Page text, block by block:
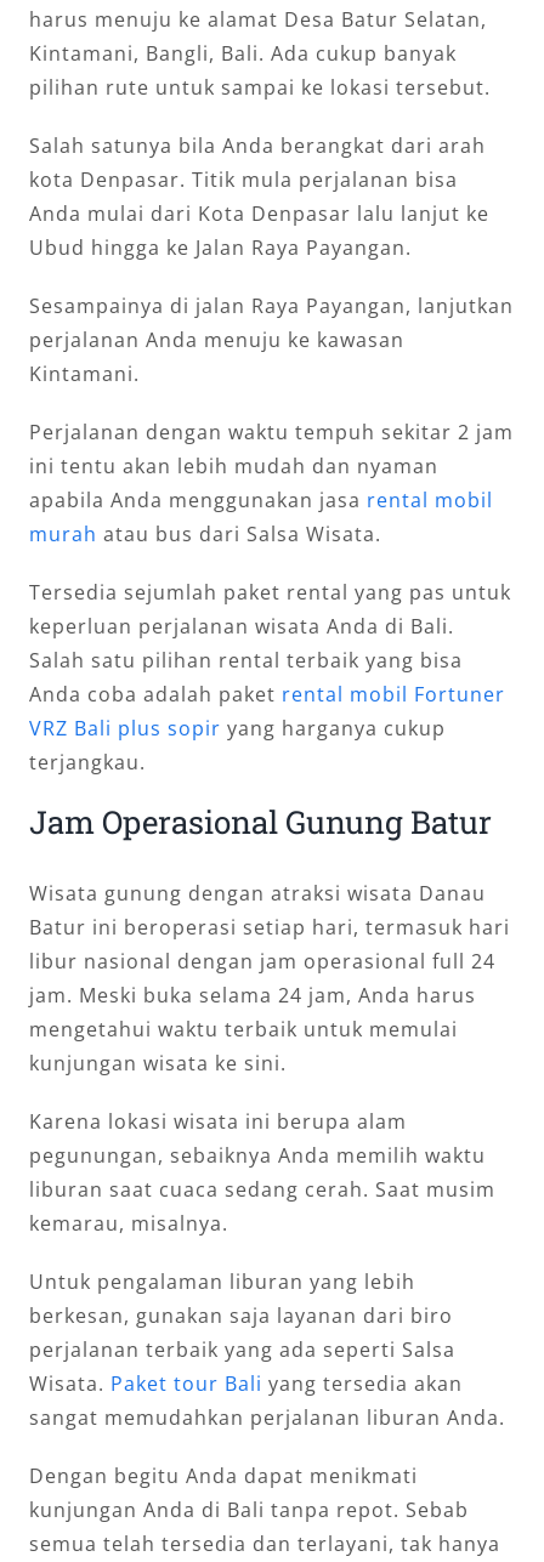
harus menuju ke alamat Desa Batur Selatan,
Kintamani, Bangli, Bali. Ada cukup banyak
pilihan rute untuk sampai ke lokasi tersebut.
Salah satunya bila Anda berangkat dari arah
kota Denpasar. Titik mula perjalanan bisa
Anda mulai dari Kota Denpasar lalu lanjut ke
Ubud hingga ke Jalan Raya Payangan.
Sesampainya di jalan Raya Payangan, lanjutkan
perjalanan Anda menuju ke kawasan
Kintamani.
Perjalanan dengan waktu tempuh sekitar 2 jam
ini tentu akan lebih mudah dan nyaman
apabila Anda menggunakan jasa rental mobil
murah atau bus dari Salsa Wisata.
Tersedia sejumlah paket rental yang pas untuk
keperluan perjalanan wisata Anda di Bali.
Salah satu pilihan rental terbaik yang bisa
Anda coba adalah paket rental mobil Fortuner
VRZ Bali plus sopir yang harganya cukup
terjangkau.
Jam Operasional Gunung Batur
Wisata gunung dengan atraksi wisata Danau
Batur ini beroperasi setiap hari, termasuk hari
libur nasional dengan jam operasional full 24
jam. Meski buka selama 24 jam, Anda harus
mengetahui waktu terbaik untuk memulai
kunjungan wisata ke sini.
Karena lokasi wisata ini berupa alam
pegunungan, sebaiknya Anda memilih waktu
liburan saat cuaca sedang cerah. Saat musim
kemarau, misalnya.
Untuk pengalaman liburan yang lebih
berkesan, gunakan saja layanan dari biro
perjalanan terbaik yang ada seperti Salsa
Wisata. Paket tour Bali yang tersedia akan
sangat memudahkan perjalanan liburan Anda.
Dengan begitu Anda dapat menikmati
kunjungan Anda di Bali tanpa repot. Sebab
semua telah tersedia dan terlayani, tak hanya